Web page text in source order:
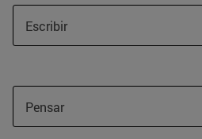
Escribir
Pensar